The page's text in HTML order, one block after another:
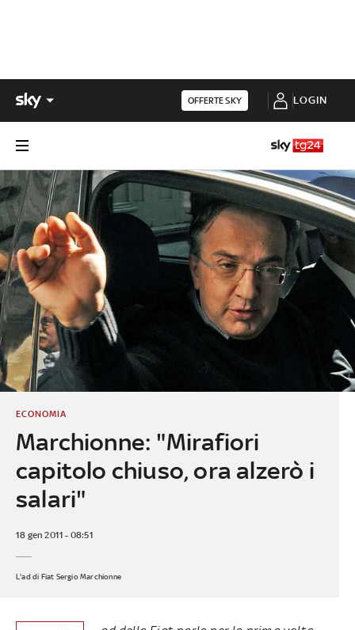
OFFERTE SKY LOGIN
Marchionne: "Mirafiori
capitolo chiuso, ora alzerò i
salari"
ECONOMIA
18 gen 2011 - 08:51
L'ad di Fiat Sergio Marchionne